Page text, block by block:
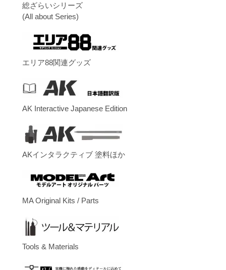
総ざらいシリーズ
(All about Series)
エリア88関連グッズ
AK Interactive Japanese Edition
AKインタラクティブ 塗料ほか
MA Original Kits / Parts
Tools & Materials